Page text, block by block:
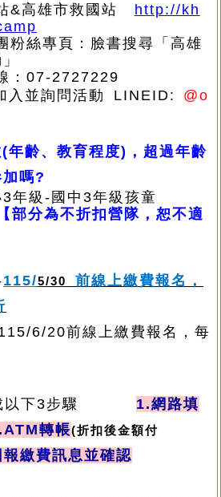
&高雄市救國站 http://kh
粉絲專頁：臉書搜尋「高雄
：07-2727229
入並詢問活動 LINEID:
@o
年齡、教育程度)，超過年齡
嗎?
年級-國中3年級孩童
【部分為不折扣營隊，恕不適
115/5/30 前線上繳費報名，
6/20前線上繳費報名，每
以下3步驟 1.網路填
轉帳(折扣後金額付
報繳費訊息並確認